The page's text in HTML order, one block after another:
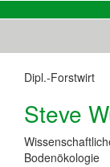
Dipl.-Forstwirt
Steve
Bodenökologie